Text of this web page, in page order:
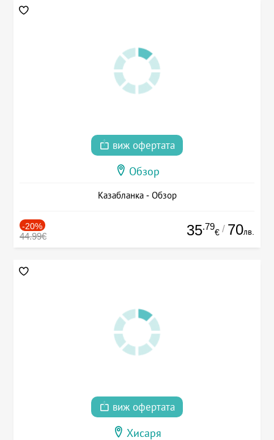
виж офертата
Обзор
Казабланка - Обзор
-20%
44.99€ 35.79
€ / 70лв.
виж офертата
Хисаря